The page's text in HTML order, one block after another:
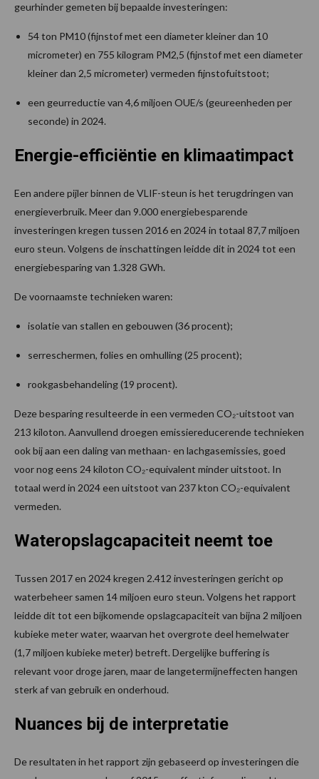
geurhinder gemeten bij bepaalde investeringen:
54 ton PM10 (fijnstof met een diameter kleiner dan 10
micrometer) en 755 kilogram PM2,5 (fijnstof met een diameter
kleiner dan 2,5 micrometer) vermeden fijnstofuitstoot;
een geurreductie van 4,6 miljoen OUE/s (geureenheden per
seconde) in 2024.
Energie-efficiëntie en klimaatimpact
Een andere pijler binnen de VLIF-steun is het terugdringen van
energieverbruik. Meer dan 9.000 energiebesparende
investeringen kregen tussen 2016 en 2024 in totaal 87,7 miljoen
euro steun. Volgens de inschattingen leidde dit in 2024 tot een
energiebesparing van 1.328 GWh.
De voornaamste technieken waren:
isolatie van stallen en gebouwen (36 procent);
serreschermen, folies en omhulling (25 procent);
rookgasbehandeling (19 procent).
Deze besparing resulteerde in een vermeden CO₂-uitstoot van
213 kiloton. Aanvullend droegen emissiereducerende technieken
ook bij aan een daling van methaan- en lachgasemissies, goed
voor nog eens 24 kiloton CO₂-equivalent minder uitstoot. In
totaal werd in 2024 een uitstoot van 237 kton CO₂-equivalent
vermeden.
Wateropslagcapaciteit neemt toe
Tussen 2017 en 2024 kregen 2.412 investeringen gericht op
waterbeheer samen 14 miljoen euro steun. Volgens het rapport
leidde dit tot een bijkomende opslagcapaciteit van bijna 2 miljoen
kubieke meter water, waarvan het overgrote deel hemelwater
(1,7 miljoen kubieke meter) betreft. Dergelijke buffering is
relevant voor droge jaren, maar de langetermijneffecten hangen
sterk af van gebruik en onderhoud.
Nuances bij de interpretatie
De resultaten in het rapport zijn gebaseerd op investeringen die